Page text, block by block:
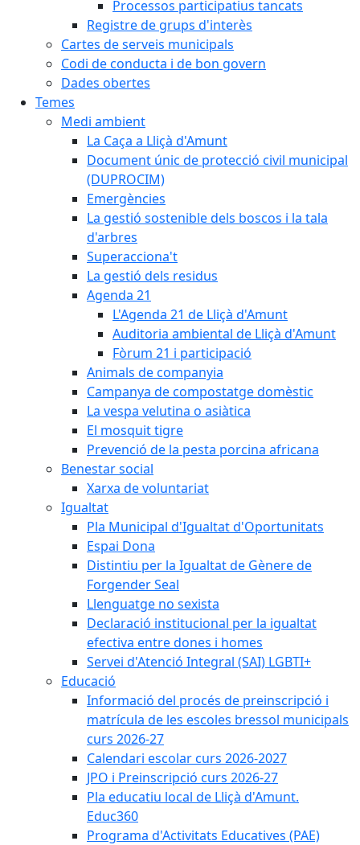
Processos participatius tancats
Registre de grups d'interès
Cartes de serveis municipals
Codi de conducta i de bon govern
Dades obertes
Temes
Medi ambient
La Caça a Lliçà d'Amunt
Document únic de protecció civil municipal
(DUPROCIM)
Emergències
La gestió sostenible dels boscos i la tala
d'arbres
Superacciona't
La gestió dels residus
Agenda 21
L'Agenda 21 de Lliçà d'Amunt
Auditoria ambiental de Lliçà d'Amunt
Fòrum 21 i participació
Animals de companyia
Campanya de compostatge domèstic
La vespa velutina o asiàtica
El mosquit tigre
Prevenció de la pesta porcina africana
Benestar social
Xarxa de voluntariat
Igualtat
Pla Municipal d'Igualtat d'Oportunitats
Espai Dona
Distintiu per la Igualtat de Gènere de
Forgender Seal
Llenguatge no sexista
Declaració institucional per la igualtat
efectiva entre dones i homes
Servei d'Atenció Integral (SAI) LGBTI+
Educació
Informació del procés de preinscripció i
matrícula de les escoles bressol municipals
curs 2026-27
Calendari escolar curs 2026-2027
JPO i Preinscripció curs 2026-27
Pla educatiu local de Lliçà d'Amunt.
Educ360
Programa d'Activitats Educatives (PAE)